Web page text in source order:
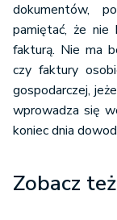
dokumentów,
pamiętać, że nie
fakturą. Nie ma
czy faktury
gospodarczej,
wprowadza się
koniec dnia
Zobacz